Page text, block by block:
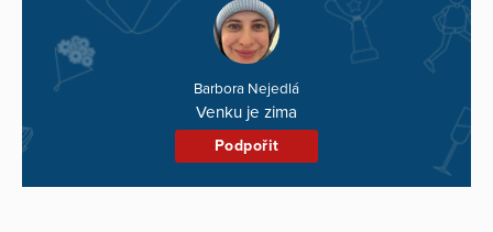
Barbora Nejedlá
Venku je zima
Podpořit